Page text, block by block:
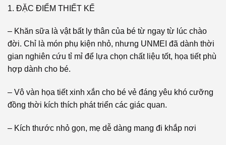
1. ĐẶC ĐIỂM THIẾT KẾ
– Khăn sữa là vật bất ly thân của bé từ ngay từ lúc chào
đời. Chỉ là món phụ kiện nhỏ, nhưng UNMEI đã dành thời
gian nghiên cứu tỉ mỉ để lựa chọn chất liệu tốt, họa tiết phù
hợp dành cho bé.
– Vô vàn họa tiết xinh xắn cho bé vẻ đáng yêu khó cưỡng
đồng thời kích thích phát triển các giác quan.
– Kích thước nhỏ gọn, mẹ dễ dàng mang đi khắp nơi